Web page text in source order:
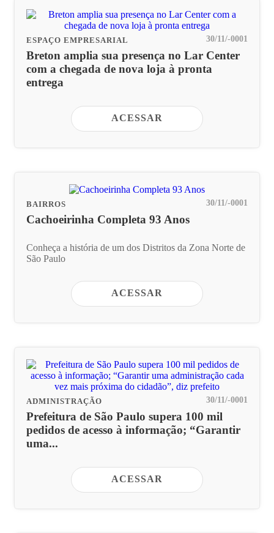
ESPAÇO EMPRESARIAL 30/11/-0001
Breton amplia sua presença no Lar Center
com a chegada de nova loja à pronta
entrega
ACESSAR
BAIRROS 30/11/-0001
Cachoeirinha Completa 93 Anos
Conheça a história de um dos Distritos da Zona Norte de
São Paulo
ACESSAR
ADMINISTRAÇÃO 30/11/-0001
Prefeitura de São Paulo supera 100 mil
pedidos de acesso à informação; “Garantir
uma...
ACESSAR